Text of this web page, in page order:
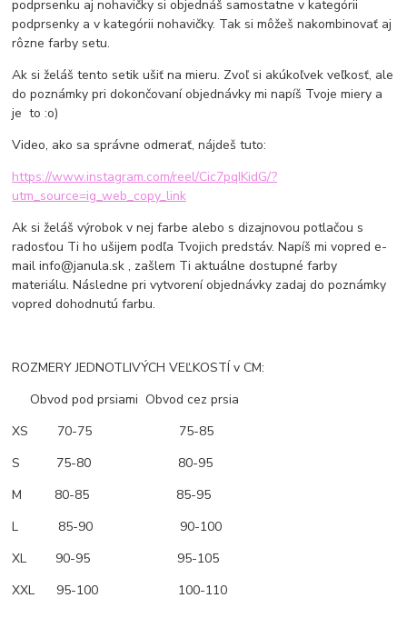
podprsenku aj nohavičky si objednáš samostatne v kategórii
podprsenky a v kategórii nohavičky. Tak si môžeš nakombinovať aj
rôzne farby setu.
Ak si želáš tento setik ušiť na mieru. Zvoľ si akúkoľvek veľkosť, ale
do poznámky pri dokončovaní objednávky mi napíš Tvoje miery a
je to :o)
Video, ako sa správne odmerať, nájdeš tuto:
https://www.instagram.com/reel/Cic7pqIKidG/?
utm_source=ig_web_copy_link
Ak si želáš výrobok v nej farbe alebo s dizajnovou potlačou s
radosťou Ti ho ušijem podľa Tvojich predstáv. Napíš mi vopred e-
mail info@janula.sk , zašlem Ti aktuálne dostupné farby
materiálu. Následne pri vytvorení objednávky zadaj do poznámky
vopred dohodnutú farbu.
ROZMERY JEDNOTLIVÝCH VEĽKOSTÍ v CM:
Obvod pod prsiami Obvod cez prsia
XS 70-75 75-85
S 75-80 80-95
M 80-85 85-95
L 85-90 90-100
XL 90-95 95-105
XXL 95-100 100-110